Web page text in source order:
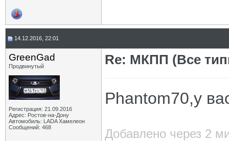
14.12.2016, 22:01
GrееnGad
Продвинутый
Регистрация: 21.09.2016
Адрес: Ростов-на-Дону
Автомобиль: LADA Хамелеон
Сообщений: 468
Re: МКПП (Все
Phantom70,у
Добавлено через 2